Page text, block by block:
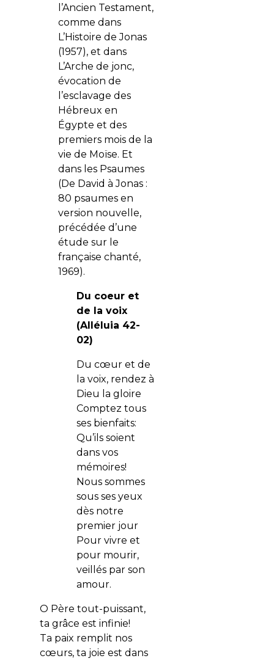
l’Ancien Testament,
comme dans
L’Histoire de Jonas
(1957), et dans
L’Arche de jonc,
évocation de
l’esclavage des
Hébreux en
Égypte et des
premiers mois de la
vie de Moïse. Et
dans les Psaumes
(De David à Jonas :
80 psaumes en
version nouvelle,
précédée d’une
étude sur le
française chanté,
1969).
Du coeur et
de la voix
(Alléluia 42-
02)
Du cœur et de
la voix, rendez à
Dieu la gloire
Comptez tous
ses bienfaits:
Qu’ils soient
dans vos
mémoires!
Nous sommes
sous ses yeux
dès notre
premier jour
Pour vivre et
pour mourir,
veillés par son
amour.
O Père tout-puissant,
ta grâce est infinie!
Ta paix remplit nos
cœurs, ta joie est dans